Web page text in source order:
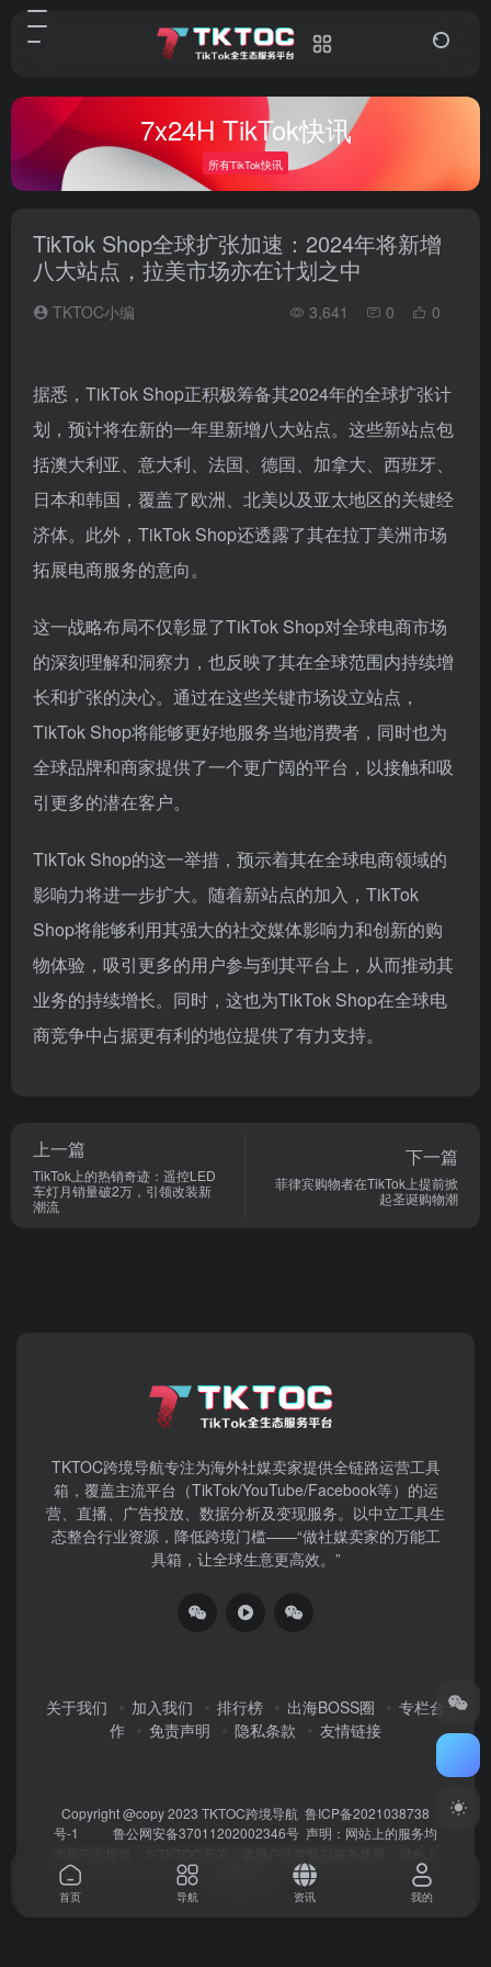
7x24H TikTok快讯
所有TikTok快讯
TikTok Shop全球扩张加速：2024年将新增
八大站点，拉美市场亦在计划之中
TKTOC小编 3,641 0 0
据悉，TikTok Shop正积极筹备其2024年的全球扩张计
划，预计将在新的一年里新增八大站点。这些新站点包
括澳大利亚、意大利、法国、德国、加拿大、西班牙、
日本和韩国，覆盖了欧洲、北美以及亚太地区的关键经
济体。此外，TikTok Shop还透露了其在拉丁美洲市场
拓展电商服务的意向。
这一战略布局不仅彰显了TikTok Shop对全球电商市场
的深刻理解和洞察力，也反映了其在全球范围内持续增
长和扩张的决心。通过在这些关键市场设立站点，
TikTok Shop将能够更好地服务当地消费者，同时也为
全球品牌和商家提供了一个更广阔的平台，以接触和吸
引更多的潜在客户。
TikTok Shop的这一举措，预示着其在全球电商领域的
影响力将进一步扩大。随着新站点的加入，TikTok
Shop将能够利用其强大的社交媒体影响力和创新的购
物体验，吸引更多的用户参与到其平台上，从而推动其
业务的持续增长。同时，这也为TikTok Shop在全球电
商竞争中占据更有利的地位提供了有力支持。
上一篇
TikTok上的热销奇迹：遥控LED
车灯月销量破2万，引领改装新
潮流
下一篇
菲律宾购物者在TikTok上提前掀
起圣诞购物潮
TKTOC跨境导航​专注为海外社媒卖家提供全链路运营工具
箱，覆盖主流平台（TikTok/YouTube/Facebook等）​的运
营、直播、广告投放、数据分析及变现服务。以中立工具生
态整合行业资源，降低跨境门槛——“做社媒卖家的万能工
具箱，让全球生意更高效。”
关于我们 加入我们 排行榜 出海BOSS圈
专栏合
作
免责声明 隐私条款 友情链接
Copyright @copy 2023 TKTOC跨境导航 鲁ICP备2021038738
号-1
鲁公网安备37011202002346号 声明：网站上的服务均
首页 导航 资讯 我的